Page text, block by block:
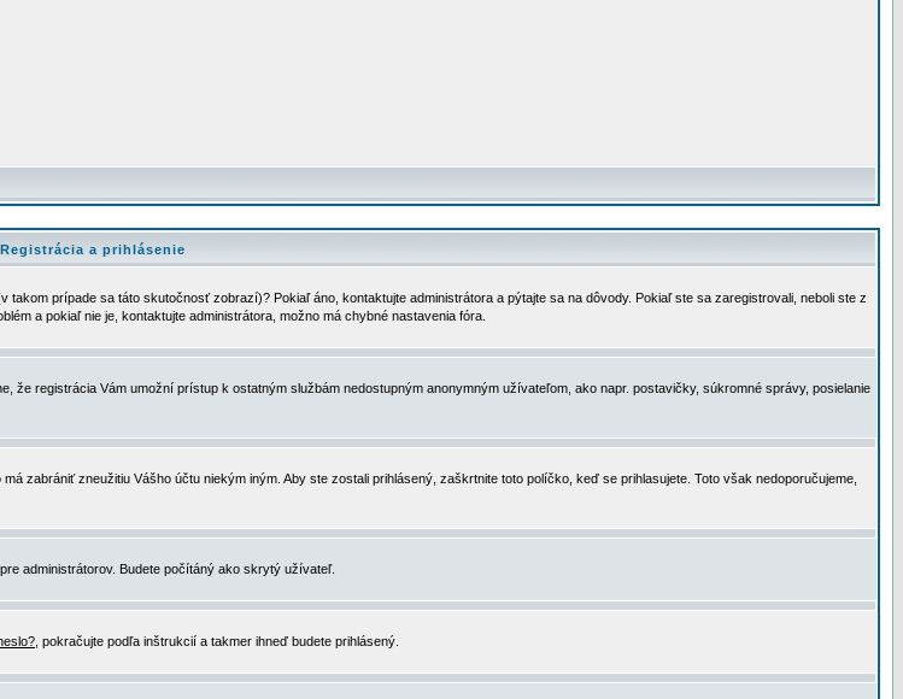
Registrácia a prihlásenie
prípade sa táto skutočnosť zobrazí)? Pokiaľ áno, kontaktujte administrátora a pýtajte sa na dôvody. Pokiaľ ste sa zaregistrovali, neboli ste z
a pokiaľ nie je, kontaktujte administrátora, možno má chybné nastavenia fóra.
registrácia Vám umožní prístup k ostatným službám nedostupným anonymným užívateľom, ako napr. postavičky, súkromné správy, posielanie
má zabrániť zneužitiu Vášho účtu niekým iným. Aby ste zostali prihlásený, zaškrtnite toto políčko, keď se prihlasujete. Toto však nedoporučujeme,
administrátorov. Budete počítáný ako skrytý užívateľ.
, pokračujte podľa inštrukcií a takmer ihneď budete prihlásený.